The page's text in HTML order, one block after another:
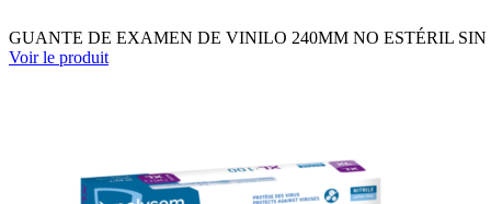
GUANTE DE EXAMEN DE VINILO 240MM NO ESTÉRIL
Voir le produit